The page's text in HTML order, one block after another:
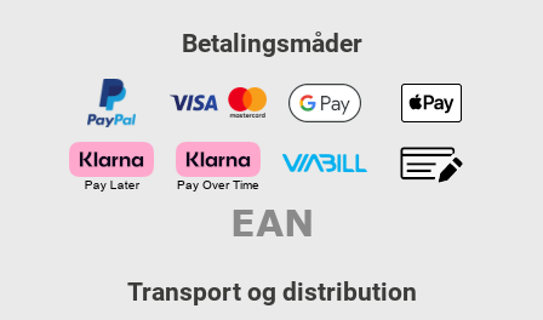
Betalingsmåder
Transport og distribution